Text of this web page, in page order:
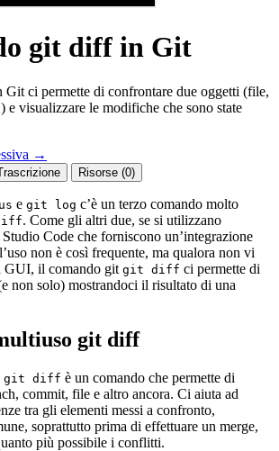
git diff in Git
ci permette di confrontare due oggetti (file,
e visualizzare le modifiche che sono state
→
Risorse (0)
e git log c’è un terzo comando molto
. Come gli altri due, se si utilizzano
Code che forniscono un’integrazione
non è così frequente, ma qualora non vi
GUI, il comando git git diff ci permette di
non solo) mostrandoci il risultato di una
git diff
git diff è un comando che permette di
commit, file e altro ancora. Ci aiuta ad
tra gli elementi messi a confronto,
soprattutto prima di effettuare un merge,
più possibile i conflitti.